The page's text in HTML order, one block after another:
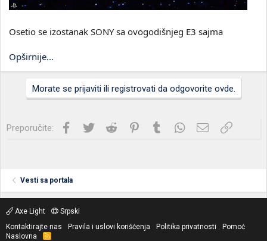
Osetio se izostanak SONY sa ovogodišnjeg E3 sajma
Opširnije...
Morate se prijaviti ili registrovati da odgovorite ovde.
Preporučite: Facebook
Twitter Reddit PinterestTumblrWhatsApp
Imejl Link
Vesti sa portala
Axe Light
Srpski
Kontaktirajte nas
Pravila i uslovi korišćenja Politika privatnosti
Pomoć
Naslovna
R